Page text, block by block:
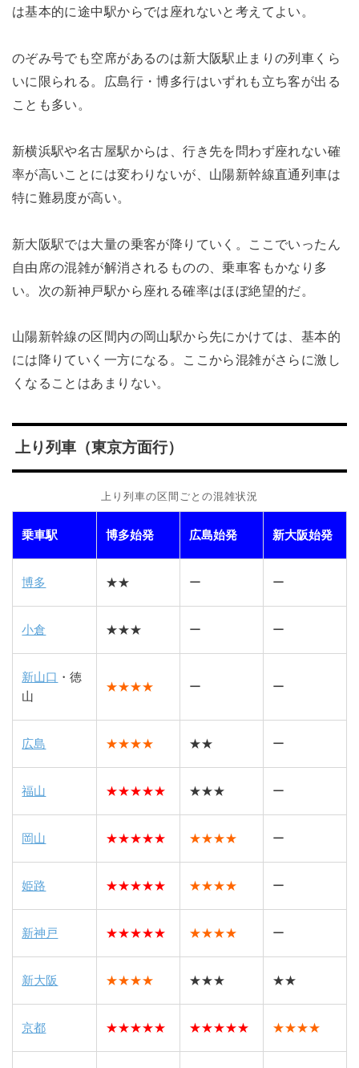
は基本的に途中駅からでは座れないと考えてよい。
のぞみ号でも空席があるのは新大阪駅止まりの列車くら
いに限られる。広島行・博多行はいずれも立ち客が出る
ことも多い。
新横浜駅や名古屋駅からは、行き先を問わず座れない確
率が高いことには変わりないが、山陽新幹線直通列車は
特に難易度が高い。
新大阪駅では大量の乗客が降りていく。ここでいったん
自由席の混雑が解消されるものの、乗車客もかなり多
い。次の新神戸駅から座れる確率はほぼ絶望的だ。
山陽新幹線の区間内の岡山駅から先にかけては、基本的
には降りていく一方になる。ここから混雑がさらに激し
くなることはあまりない。
上り列車（東京方面行）
上り列車の区間ごとの混雑状況
乗車駅 博多始発 広島始発 新大阪始発
博多 ★★ ー ー
小倉 ★★★ ー ー
新山口 ・徳
山
★★★★ ー ー
広島 ★★★★ ★★ ー
福山 ★★★★★ ★★★ ー
岡山 ★★★★★ ★★★★ ー
姫路 ★★★★★ ★★★★ ー
新神戸 ★★★★★ ★★★★ ー
新大阪 ★★★★ ★★★ ★★
京都 ★★★★★ ★★★★★ ★★★★